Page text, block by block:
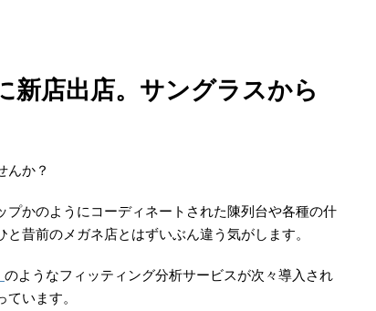
新店出店。サングラスから
んか？
かのようにコーディネートされた陳列台や各種の什
昔前のメガネ店とはずいぶん違う気がします。
のようなフィッティング分析サービスが次々導入され
います。